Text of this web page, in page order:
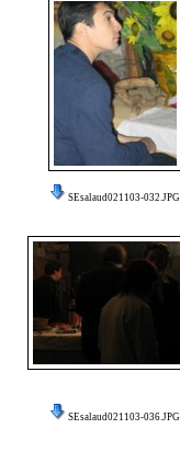
SEsalaud021103-032.JPG
SEsalaud021103-036.JPG